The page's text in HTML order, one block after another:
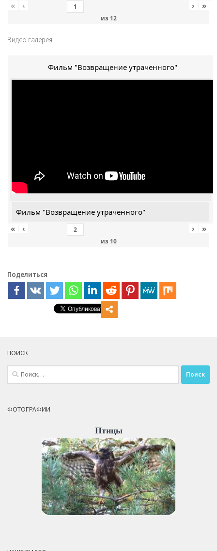
«
‹
из 12
› »
Видео галерея
Фильм "Возвращение утраченного"
Фильм "Возвращение утраченного"
«
‹
из 10
› »
Поделиться
ПОИСК
Найти:
ФОТОГРАФИИ
Птицы